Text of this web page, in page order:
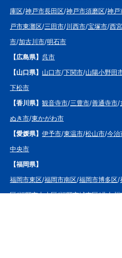
庫区/神戸市長田区/神戸市須磨区/神戸
戸市東灘区/三田市/川西市/宝塚市/西
市/加古川市/明石市
【広島県】 呉市
【山口県】 山口市/下関市/山陽小野田
下松市
【香川県】 観音寺市/三豊市/善通寺市/
ぬき市/東かがわ市
【愛媛県】 伊予市/東温市/松山市/今治
中央市
【福岡県】
福岡市東区/福岡市南区/福岡市博多区/
区/福岡市中央区/福岡市城南区/北九州